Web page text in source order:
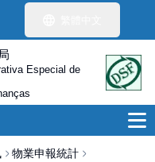
Especial de
物業申報統計